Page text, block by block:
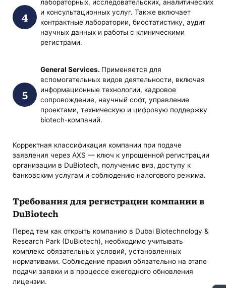
лабораторных, исследовательских, аналитических
и консультационных услуг. Также включает
контрактные лаборатории, биостатистику, аудит
научных данных и работы с клиническими
регистрами.
General Services. Применяется для
вспомогательных видов деятельности, включая
информационные технологии, кадровое
сопровождение, научный софт, управление
проектами, техническую и цифровую поддержку
biotech-компаний.
Корректная классификация компании при подаче
заявления через AXS — ключ к упрощенной регистрации
организации в DuBiotech, получению виз, доступу к
банковским услугам и соблюдению налогового режима.
Требования для регистрации компании в
DuBiotech
Перед тем как открыть компанию в Dubai Biotechnology &
Research Park (DuBiotech), необходимо учитывать
комплекс обязательных условий, установленных
нормативами. Соблюдение правил обязательно на этапе
подачи заявки и в процессе ежегодного обновления
лицензии.